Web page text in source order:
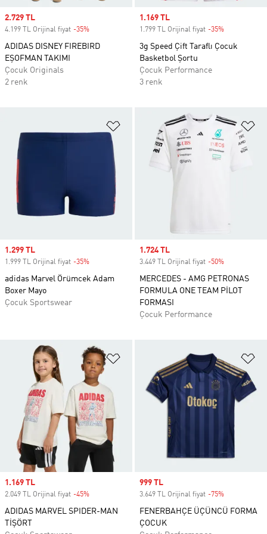
Sale price
2.729 TL
4.199 TL Orijinal fiyat -35%
ADIDAS DISNEY FIREBIRD
EŞOFMAN TAKIMI
Çocuk Originals
2 renk
Sale price
1.169 TL
1.799 TL Orijinal fiyat -35%
3g Speed Çift Taraflı Çocuk
Basketbol Şortu
Çocuk Performance
3 renk
Favori Listesine Ekle
Sale price
1.299 TL
1.999 TL Orijinal fiyat -35%
adidas Marvel Örümcek Adam
Boxer Mayo
Çocuk Sportswear
Sale price
1.724 TL
3.449 TL Orijinal fiyat -50%
MERCEDES - AMG PETRONAS
FORMULA ONE TEAM PİLOT
FORMASI
Çocuk Performance
Favori Listesine Ekle
Sale price
1.169 TL
2.049 TL Orijinal fiyat -45%
ADIDAS MARVEL SPIDER-MAN
TİŞÖRT
Sale price
999 TL
3.649 TL Orijinal fiyat -75%
FENERBAHÇE ÜÇÜNCÜ FORMA
ÇOCUK